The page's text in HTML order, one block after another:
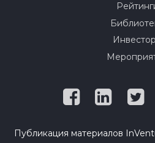
Публикация материалов